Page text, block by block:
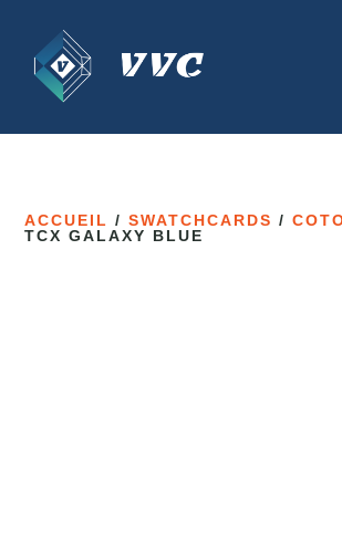
ACCUEIL /SWATCHCARDS /
TCX GALAXY BLUE